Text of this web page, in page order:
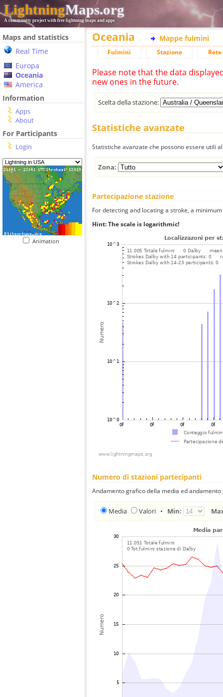
LightningMaps.org
A community project with free lightning maps and apps
Maps and statistics
Real Time
Europa
Oceania
America
Information
Apps
About
For Participants
Login
Animation
Oceania Mappe fulmini
Fulmini Stazione
Please note that the data
new ones in the future.
Scelta della stazione:
Statistiche avanzate
Statistiche avanzate che possono essere utili
Zona:
Partecipazione stazione
For detecting and locating a stroke, a
Hint: The scale is logarithmic!
Numero di stazioni partecipanti
Andamento grafico della media ed
Media Valori • Min: